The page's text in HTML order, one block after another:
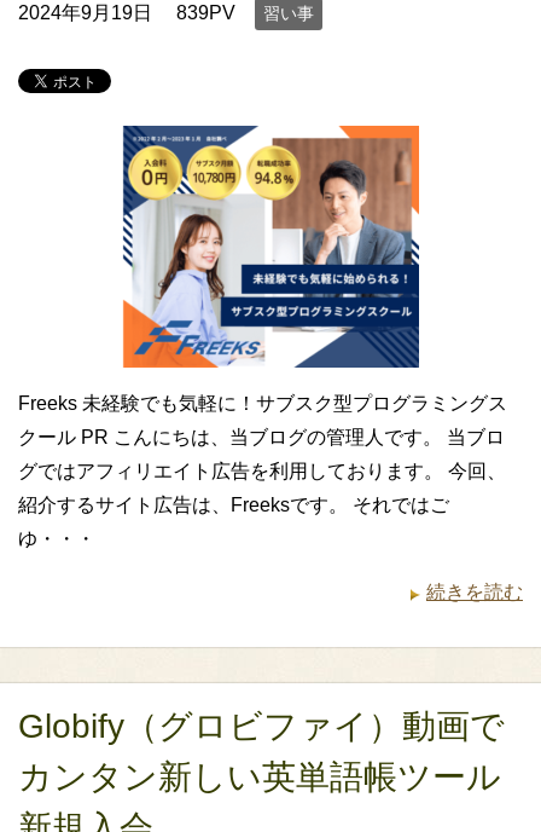
2024年9月19日 839PV 習い事
Freeks 未経験でも気軽に！サブスク型プログラミングス
クール PR こんにちは、当ブログの管理人です。 当ブロ
グではアフィリエイト広告を利用しております。 今回、
紹介するサイト広告は、Freeksです。 それではご
ゆ・・・
続きを読む
Globify（グロビファイ）動画で
カンタン新しい英単語帳ツール